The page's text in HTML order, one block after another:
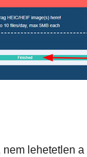
lehetetlen